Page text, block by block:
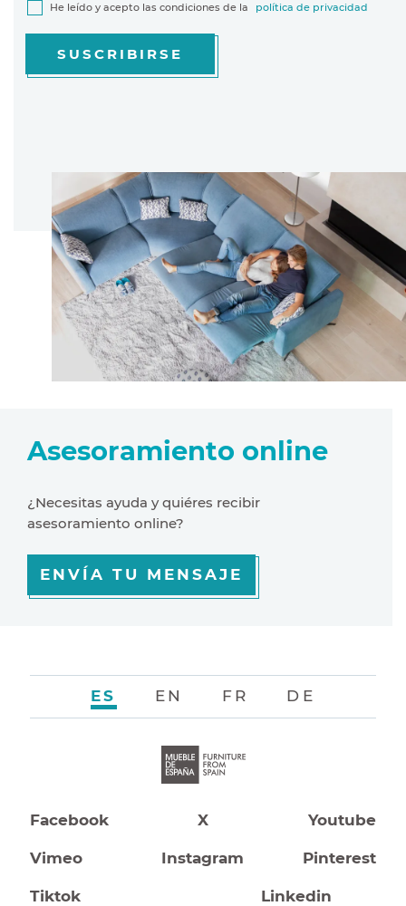
He leído y acepto las condiciones de la política de privacidad
SUSCRIBIRSE
Asesoramiento online
¿Necesitas ayuda y quiéres recibir
asesoramiento online?
ENVÍA TU MENSAJE
Facebook X Youtube
Vimeo Instagram Pinterest
Tiktok Linkedin
ES EN FR DE